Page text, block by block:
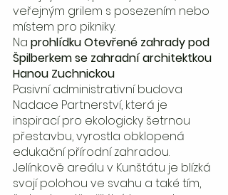
veřejným grilem s posezením nebo
místem pro pikniky.
Na prohlídku Otevřené zahrady pod
Špilberkem se zahradní architektkou
Hanou Zuchnickou
Pasivní administrativní budova
Nadace Partnerství, která je
inspirací pro ekologicky šetrnou
přestavbu, vyrostla obklopená
edukační přírodní zahradou.
Jelínkově areálu v Kunštátu je blízká
svojí polohou ve svahu a také tím,